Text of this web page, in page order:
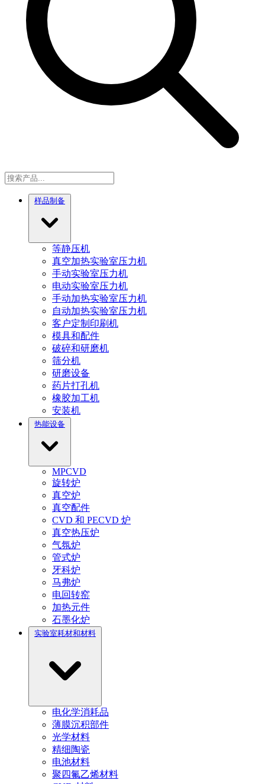
样品制备
等静压机
真空加热实验室压力机
手动实验室压力机
电动实验室压力机
手动加热实验室压力机
自动加热实验室压力机
客户定制印刷机
模具和配件
破碎和研磨机
筛分机
研磨设备
药片打孔机
橡胶加工机
安装机
热能设备
MPCVD
旋转炉
真空炉
真空配件
CVD 和 PECVD 炉
真空热压炉
气氛炉
管式炉
牙科炉
马弗炉
电回转窑
加热元件
石墨化炉
实验室耗材和材料
电化学消耗品
薄膜沉积部件
光学材料
精细陶瓷
电池材料
聚四氟乙烯材料